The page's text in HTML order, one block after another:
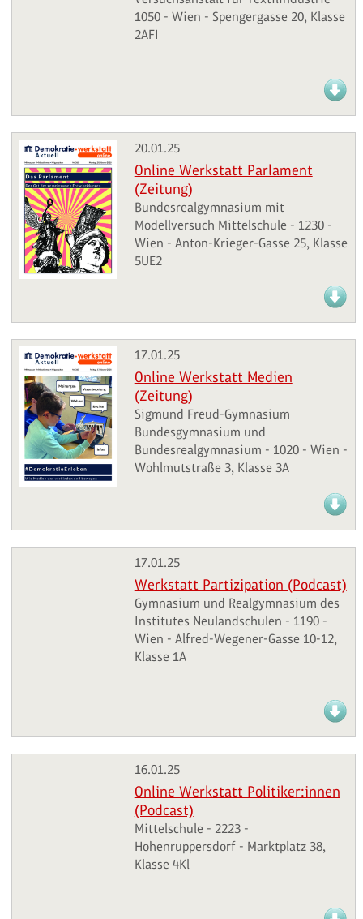
1050 - Wien - Spengergasse 20, Klasse
2AFI
20.01.25
Online Werkstatt Parlament
(Zeitung)
Bundesrealgymnasium mit
Modellversuch Mittelschule - 1230 -
Wien - Anton-Krieger-Gasse 25, Klasse
5UE2
17.01.25
Online Werkstatt Medien
(Zeitung)
Sigmund Freud-Gymnasium
Bundesgymnasium und
Bundesrealgymnasium - 1020 - Wien -
Wohlmutstraße 3, Klasse 3A
17.01.25
Werkstatt Partizipation (Podcast)
Gymnasium und Realgymnasium des
Institutes Neulandschulen - 1190 -
Wien - Alfred-Wegener-Gasse 10-12,
Klasse 1A
16.01.25
Online Werkstatt Politiker:innen
(Podcast)
Mittelschule - 2223 -
Hohenruppersdorf - Marktplatz 38,
Klasse 4Kl